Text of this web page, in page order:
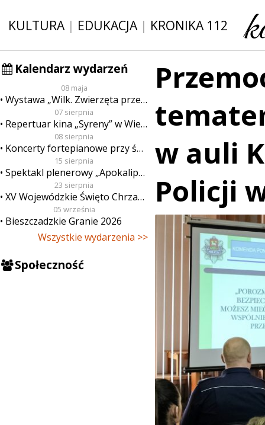
KULTURA| EDUKACJA| KRONIKA 112
Kalendarz wydarzeń
08 maja
Wystawa „Wilk. Zwierzęta przeklęte”
07 sierpnia
Repertuar kina „Syreny” w Wieluniu w dn. od 7 do 13 sierpnia
08 sierpnia
Koncerty fortepianowe przy świecach
15 sierpnia
Spektakl plenerowy „Apokalipsa”
23 sierpnia
XV Wojewódzkie Święto Chrzanu
05 września
Bieszczadzkie Granie 2026
Wszystkie wydarzenia >>
Społeczność
w auli
Policji